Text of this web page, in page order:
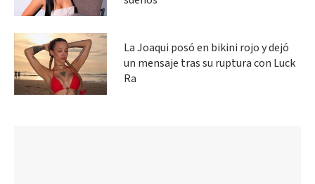
La Joaqui posó en bikini rojo y dejó
un mensaje tras su ruptura con Luck
Ra